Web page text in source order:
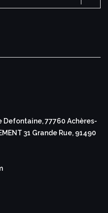
Defontaine,77760 Achères-
31 Grande Rue, 91490